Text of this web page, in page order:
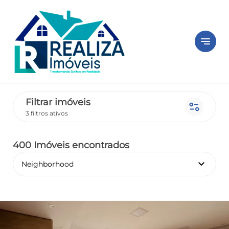
notes
Filtrar imóveis
3 filtros ativos page_info
400 Imóveis encontrados
Neighborhood keyboard_arrow_down